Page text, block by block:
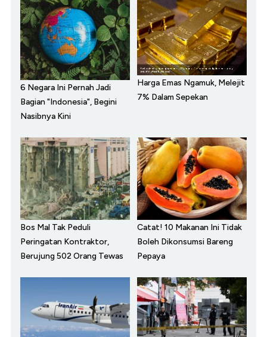
6 Negara Ini Pernah Jadi
Bagian "Indonesia", Begini
Nasibnya Kini
Harga Emas Ngamuk, Melejit
7% Dalam Sepekan
Bos Mal Tak Peduli
Peringatan Kontraktor,
Berujung 502 Orang Tewas
Catat! 10 Makanan Ini Tidak
Boleh Dikonsumsi Bareng
Pepaya